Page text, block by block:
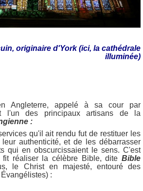
originaire d'York (ici, la cathédrale
illuminée)
Angleterre, appelé à sa cour par
l'un des principaux artisans de la
:
qu'il ait rendu fut de restituer les
authenticité, et de les débarrasser
qui en obscurcissaient le sens. C'est
réaliser la célèbre Bible, dite Bible
le Christ en majesté, entouré des
: